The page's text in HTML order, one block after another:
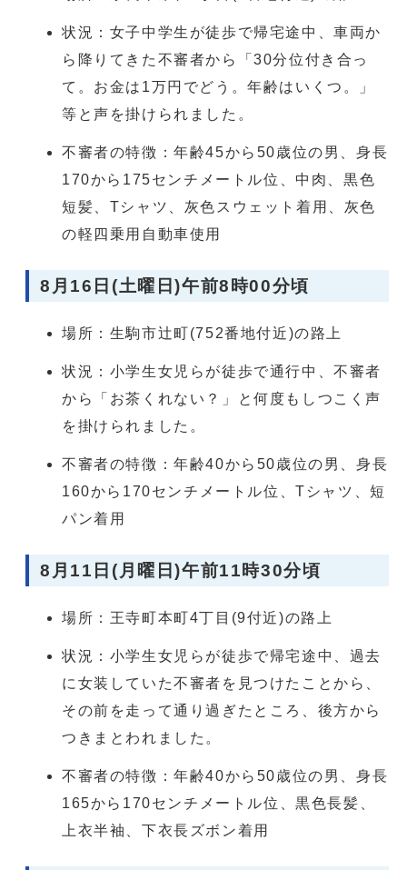
状況：女子中学生が徒歩で帰宅途中、車両か
ら降りてきた不審者から「30分位付き合っ
て。お金は1万円でどう。年齢はいくつ。」
等と声を掛けられました。
不審者の特徴：年齢45から50歳位の男、身長
170から175センチメートル位、中肉、黒色
短髪、Tシャツ、灰色スウェット着用、灰色
の軽四乗用自動車使用
8月16日(土曜日)午前8時00分頃
場所：生駒市辻町(752番地付近)の路上
状況：小学生女児らが徒歩で通行中、不審者
から「お茶くれない？」と何度もしつこく声
を掛けられました。
不審者の特徴：年齢40から50歳位の男、身長
160から170センチメートル位、Tシャツ、短
パン着用
8月11日(月曜日)午前11時30分頃
場所：王寺町本町4丁目(9付近)の路上
状況：小学生女児らが徒歩で帰宅途中、過去
に女装していた不審者を見つけたことから、
その前を走って通り過ぎたところ、後方から
つきまとわれました。
不審者の特徴：年齢40から50歳位の男、身長
165から170センチメートル位、黒色長髪、
上衣半袖、下衣長ズボン着用